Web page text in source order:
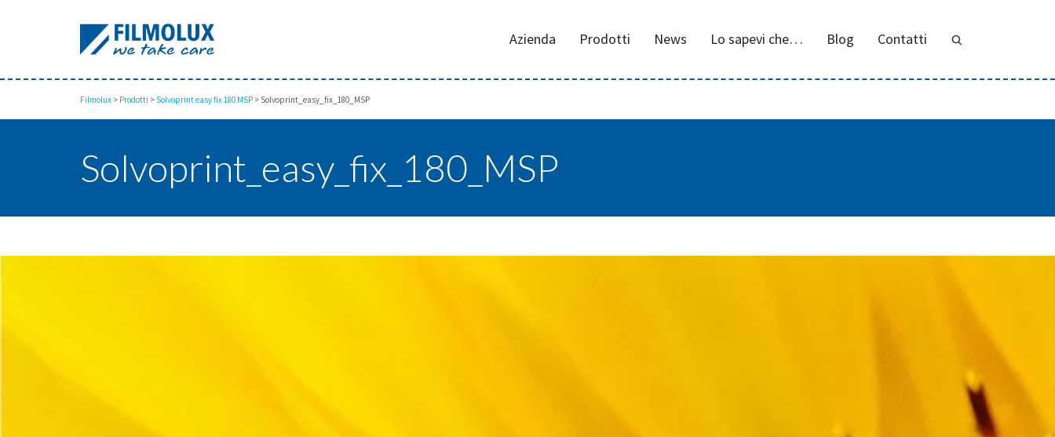
Azienda Prodotti News Lo sapevi che… Blog Contatti
Filmolux > Prodotti > Solvoprint easy fix 180 MSP > Solvoprint_easy_fix_180_MSP
Solvoprint_easy_fix_180_MSP